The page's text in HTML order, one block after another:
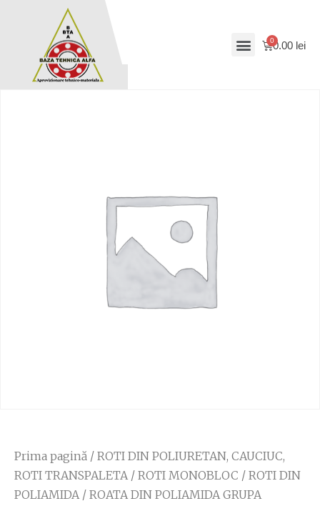
0.00 lei
Prima pagină / ROTI DIN POLIURETAN, CAUCIUC,
ROTI TRANSPALETA/ ROTI MONOBLOC / ROTI DIN
POLIAMIDA/ ROATA DIN POLIAMIDA GRUPA